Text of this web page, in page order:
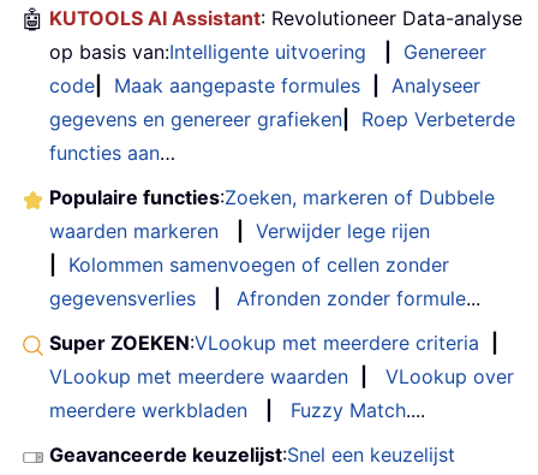
🤖 KUTOOLS AI Assistant: Revolutioneer Data-analyse
op basis van:Intelligente uitvoering
Genereer
code
Maak aangepaste formules
Analyseer
gegevens en genereer grafieken
Roep Verbeterde
functies aan…
Populaire functies:Zoeken, markeren of Dubbele
waarden markeren
Verwijder lege rijen
Kolommen samenvoegen of cellen zonder
gegevensverlies
Afronden zonder formule...
Super ZOEKEN:VLookup met meerdere criteria
VLookup met meerdere waarden
VLookup over
meerdere werkbladen
Fuzzy Match....
Geavanceerde keuzelijst:Snel een keuzelijst